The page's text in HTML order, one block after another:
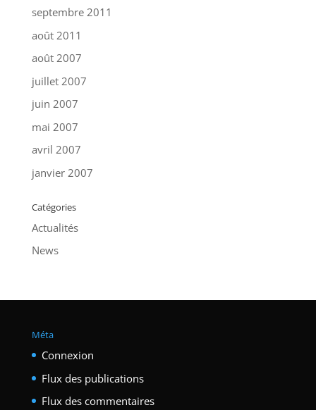
septembre 2011
août 2011
août 2007
juillet 2007
juin 2007
mai 2007
avril 2007
janvier 2007
Catégories
Actualités
News
Méta
Connexion
Flux des publications
Flux des commentaires